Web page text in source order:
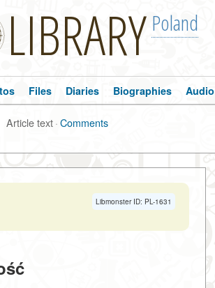
LIBRARY Poland
Files Diaries Biographies Audio
Article text·Comments
Libmonster ID: PL-1631